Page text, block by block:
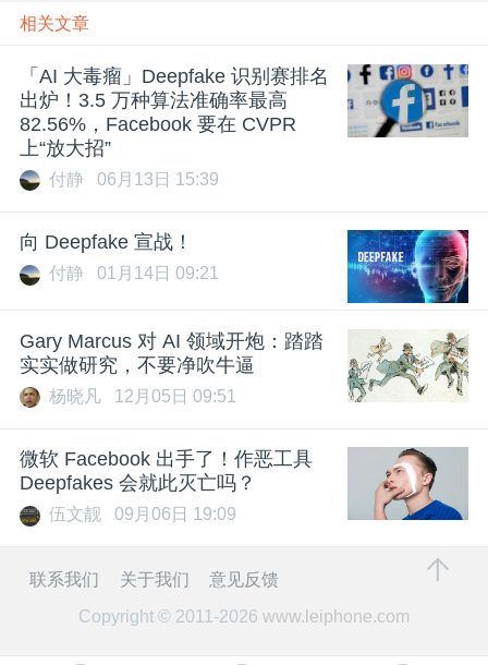
相关文章
「AI 大毒瘤」Deepfake 识别赛排名
出炉！3.5 万种算法准确率最高
82.56%，Facebook 要在 CVPR
上“放大招”
付静 06月13日 15:39
向 Deepfake 宣战！
付静 01月14日 09:21
Gary Marcus 对 AI 领域开炮：踏踏
实实做研究，不要净吹牛逼
杨晓凡 12月05日 09:51
微软 Facebook 出手了！作恶工具
Deepfakes 会就此灭亡吗？
伍文靓 09月06日 19:09
联系我们 关于我们
意见反馈
Copyright © 2011-2026 www.leiphone.com